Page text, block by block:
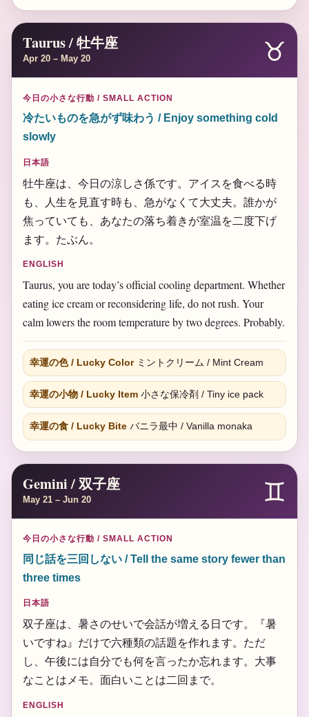
Taurus / 牡牛座
Apr 20 – May 20 ♉
今日の小さな行動 / SMALL ACTION
冷たいものを急がず味わう / Enjoy something cold
slowly
日本語
牡牛座は、今日の涼しさ係です。アイスを食べる時
も、人生を見直す時も、急がなくて大丈夫。誰かが
焦っていても、あなたの落ち着きが室温を二度下げ
ます。たぶん。
ENGLISH
Taurus, you are today’s official cooling department. Whether
eating ice cream or reconsidering life, do not rush. Your
calm lowers the room temperature by two degrees. Probably.
幸運の色 / Lucky Colorミントクリーム / Mint Cream
幸運の小物 / Lucky Item小さな保冷剤 / Tiny ice pack
幸運の食 / Lucky Biteバニラ最中 / Vanilla monaka
Gemini / 双子座
May 21 – Jun 20 ♊
今日の小さな行動 / SMALL ACTION
同じ話を三回しない / Tell the same story fewer than
three times
日本語
双子座は、暑さのせいで会話が増える日です。『暑
いですね』だけで六種類の話題を作れます。ただ
し、午後には自分でも何を言ったか忘れます。大事
なことはメモ。面白いことは二回まで。
ENGLISH